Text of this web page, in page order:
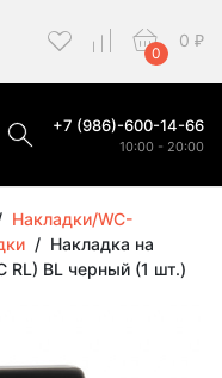
0
0 ₽
+7 (986)-600-14-66
10:00 - 20:00
Накладки/WC-
/ Накладка на
RL) BL черный (1 шт.)